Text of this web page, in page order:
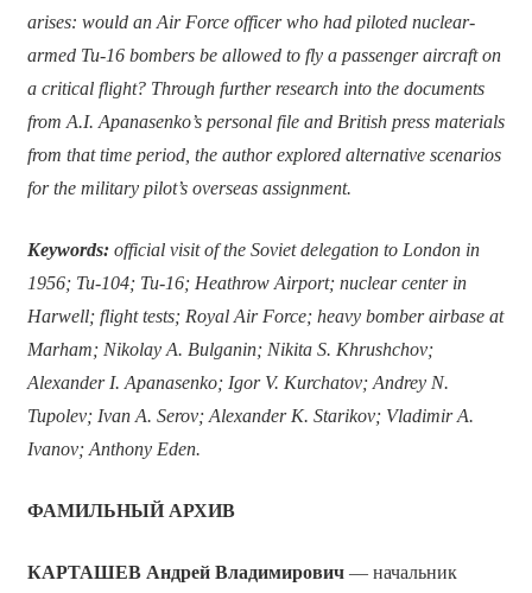
arises: would an Air Force officer who had piloted nuclear-
armed Tu-16 bombers be allowed to fly a passenger aircraft on
a critical flight? Through further research into the documents
from A.I. Apanasenko’s personal file and British press materials
from that time period, the author explored alternative scenarios
for the military pilot’s overseas assignment.
Keywords:official visit of the Soviet delegation to London in
1956; Tu-104; Tu-16; Heathrow Airport; nuclear center in
Harwell; flight tests; Royal Air Force; heavy bomber airbase at
Marham; Nikolay A. Bulganin; Nikita S. Khrushchov;
Alexander I. Apanasenko; Igor V. Kurchatov; Andrey N.
Tupolev; Ivan A. Serov; Alexander K. Starikov; Vladimir A.
Ivanov; Anthony Eden.
ФАМИЛЬНЫЙ АРХИВ
КАРТАШЕВ Андрей Владимирович— начальник